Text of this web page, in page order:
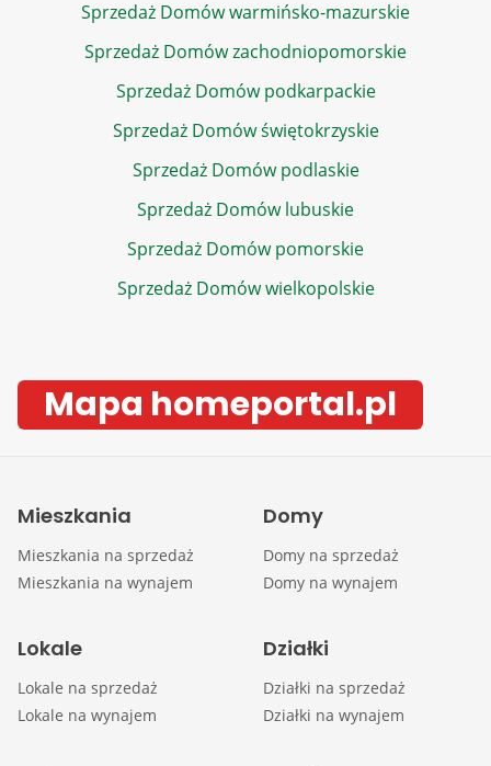
Sprzedaż Domów warmińsko-mazurskie
Sprzedaż Domów zachodniopomorskie
Sprzedaż Domów podkarpackie
Sprzedaż Domów świętokrzyskie
Sprzedaż Domów podlaskie
Sprzedaż Domów lubuskie
Sprzedaż Domów pomorskie
Sprzedaż Domów wielkopolskie
Mapa homeportal.pl
Mieszkania
Mieszkania na sprzedaż
Mieszkania na wynajem
Domy
Domy na sprzedaż
Domy na wynajem
Lokale
Lokale na sprzedaż
Lokale na wynajem
Działki
Działki na sprzedaż
Działki na wynajem